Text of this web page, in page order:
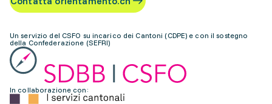
Un servizio del CSFO su incarico dei Cantoni (CDPE) e con il sostegno
della Confederazione (SEFRI)
In collaborazione con: